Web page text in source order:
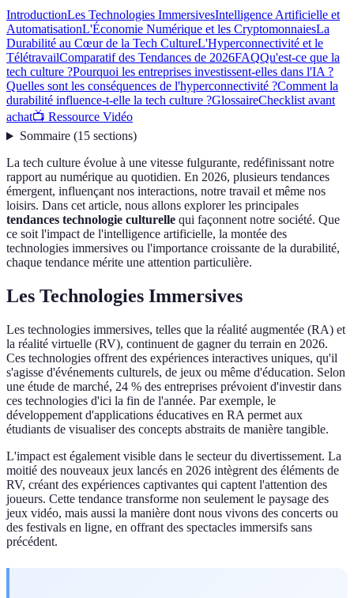
IntroductionLes Technologies ImmersivesIntelligence Artificielle et
AutomatisationL'Économie Numérique et les CryptomonnaiesLa
Durabilité au Cœur de la Tech CultureL'Hyperconnectivité et le
TélétravailComparatif des Tendances de 2026FAQQu'est-ce que la
tech culture ?Pourquoi les entreprises investissent-elles dans l'IA ?
Quelles sont les conséquences de l'hyperconnectivité ?Comment la
durabilité influence-t-elle la tech culture ?GlossaireChecklist avant
achat📺 Ressource Vidéo
Sommaire(15 sections)
La tech culture évolue à une vitesse fulgurante, redéfinissant notre
rapport au numérique au quotidien. En 2026, plusieurs tendances
émergent, influençant nos interactions, notre travail et même nos
loisirs. Dans cet article, nous allons explorer les principales
tendances technologie culturelle qui façonnent notre société. Que
ce soit l'impact de l'intelligence artificielle, la montée des
technologies immersives ou l'importance croissante de la durabilité,
chaque tendance mérite une attention particulière.
Les Technologies Immersives
Les technologies immersives, telles que la réalité augmentée (RA) et
la réalité virtuelle (RV), continuent de gagner du terrain en 2026.
Ces technologies offrent des expériences interactives uniques, qu'il
s'agisse d'événements culturels, de jeux ou même d'éducation. Selon
une étude de marché, 24 % des entreprises prévoient d'investir dans
ces technologies d'ici la fin de l'année. Par exemple, le
développement d'applications éducatives en RA permet aux
étudiants de visualiser des concepts abstraits de manière tangible.
L'impact est également visible dans le secteur du divertissement. La
moitié des nouveaux jeux lancés en 2026 intègrent des éléments de
RV, créant des expériences captivantes qui captent l'attention des
joueurs. Cette tendance transforme non seulement le paysage des
jeux vidéo, mais aussi la manière dont nous vivons des concerts ou
des festivals en ligne, en offrant des spectacles immersifs sans
précédent.